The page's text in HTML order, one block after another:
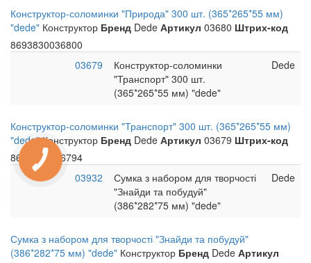
Конструктор-соломинки "Природа" 300 шт. (365*265*55 мм)
"dede" Конструктор Бренд Dede Артикул 03680 Штрих-код
8693830036800
03679
Конструктор-соломинки
"Транспорт" 300 шт.
(365*265*55 мм) "dede"
Dede
Конструктор-соломинки "Транспорт" 300 шт. (365*265*55 мм)
"dede"Конструктор Бренд Dede Артикул 03679 Штрих-код
8693830036794
03932
Сумка з набором для творчості
"Знайди та побудуй"
(386*282*75 мм) "dede"
Dede
Сумка з набором для творчості "Знайди та побудуй"
(386*282*75 мм) "dede" Конструктор Бренд Dede Артикул